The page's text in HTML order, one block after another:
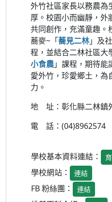
外竹社區家長以務農為
厚。校園小而幽靜，外
共同創作，充滿童趣。
蕎麥~「蕎見二林」及
程，並結合二林社區大
小食農」課程，期待能
愛外竹，珍愛鄉土，為
力。
地 址：彰化縣二林鎮
電 話：(04)8962574
學校基本資料連結：
學校網站： 連結
FB 粉絲團： 連結